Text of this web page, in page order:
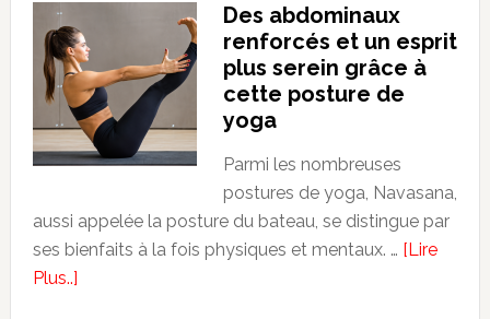
en
production
de
masse
après
rumeurs
de
fuite
Des abdominaux
renforcés et un esprit
plus serein grâce à
cette posture de
yoga
Parmi les nombreuses
postures de yoga, Navasana,
aussi appelée la posture du bateau, se distingue par
ses bienfaits à la fois physiques et mentaux. … [Lire
Plus..]about